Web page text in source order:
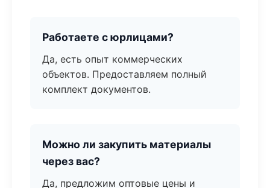
Работаете с юрлицами?
Да, есть опыт коммерческих
объектов. Предоставляем полный
комплект документов.
Можно ли закупить материалы
через вас?
Да, предложим оптовые цены и